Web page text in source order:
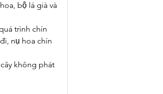
bộ lá già và
trình chín
nụ hoa chín
không phát